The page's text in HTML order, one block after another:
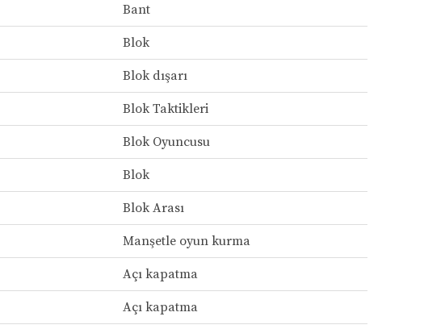
Bant
Blok
Blok dışarı
Blok Taktikleri
Blok Oyuncusu
Blok
Blok Arası
Manşetle oyun kurma
Açı kapatma
Açı kapatma